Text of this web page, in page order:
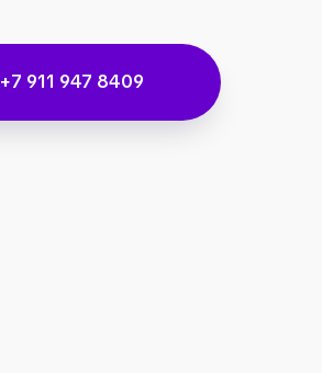
+7 911 947 8409